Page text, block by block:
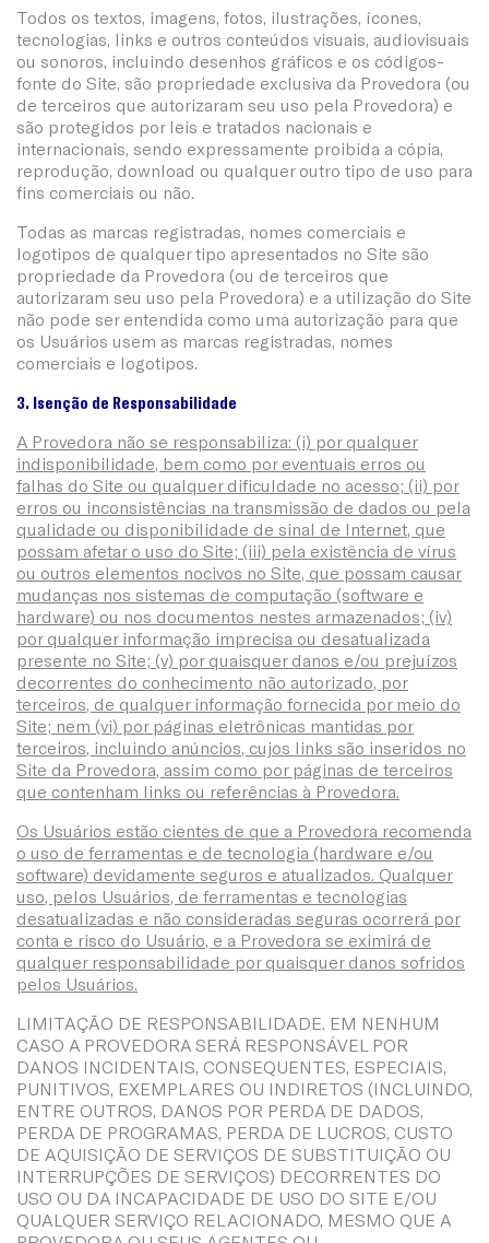
Todos os textos, imagens, fotos, ilustrações, ícones,
tecnologias, links e outros conteúdos visuais, audiovisuais
ou sonoros, incluindo desenhos gráficos e os códigos-
fonte do Site, são propriedade exclusiva da Provedora (ou
de terceiros que autorizaram seu uso pela Provedora) e
são protegidos por leis e tratados nacionais e
internacionais, sendo expressamente proibida a cópia,
reprodução, download ou qualquer outro tipo de uso para
fins comerciais ou não.
Todas as marcas registradas, nomes comerciais e
logotipos de qualquer tipo apresentados no Site são
propriedade da Provedora (ou de terceiros que
autorizaram seu uso pela Provedora) e a utilização do Site
não pode ser entendida como uma autorização para que
os Usuários usem as marcas registradas, nomes
comerciais e logotipos.
3. Isenção de Responsabilidade
A Provedora não se responsabiliza: (i) por qualquer
indisponibilidade, bem como por eventuais erros ou
falhas do Site ou qualquer dificuldade no acesso; (ii) por
erros ou inconsistências na transmissão de dados ou pela
qualidade ou disponibilidade de sinal de Internet, que
possam afetar o uso do Site; (iii) pela existência de vírus
ou outros elementos nocivos no Site, que possam causar
mudanças nos sistemas de computação (software e
hardware) ou nos documentos nestes armazenados; (iv)
por qualquer informação imprecisa ou desatualizada
presente no Site; (v) por quaisquer danos e/ou prejuízos
decorrentes do conhecimento não autorizado, por
terceiros, de qualquer informação fornecida por meio do
Site; nem (vi) por páginas eletrônicas mantidas por
terceiros, incluindo anúncios, cujos links são inseridos no
Site da Provedora, assim como por páginas de terceiros
que contenham links ou referências à Provedora.
Os Usuários estão cientes de que a Provedora recomenda
o uso de ferramentas e de tecnologia (hardware e/ou
software) devidamente seguros e atualizados. Qualquer
uso, pelos Usuários, de ferramentas e tecnologias
desatualizadas e não consideradas seguras ocorrerá por
conta e risco do Usuário, e a Provedora se eximirá de
qualquer responsabilidade por quaisquer danos sofridos
pelos Usuários.
LIMITAÇÃO DE RESPONSABILIDADE. EM NENHUM
CASO A PROVEDORA SERÁ RESPONSÁVEL POR
DANOS INCIDENTAIS, CONSEQUENTES, ESPECIAIS,
PUNITIVOS, EXEMPLARES OU INDIRETOS (INCLUINDO,
ENTRE OUTROS, DANOS POR PERDA DE DADOS,
PERDA DE PROGRAMAS, PERDA DE LUCROS, CUSTO
DE AQUISIÇÃO DE SERVIÇOS DE SUBSTITUIÇÃO OU
INTERRUPÇÕES DE SERVIÇOS) DECORRENTES DO
USO OU DA INCAPACIDADE DE USO DO SITE E/OU
QUALQUER SERVIÇO RELACIONADO, MESMO QUE A